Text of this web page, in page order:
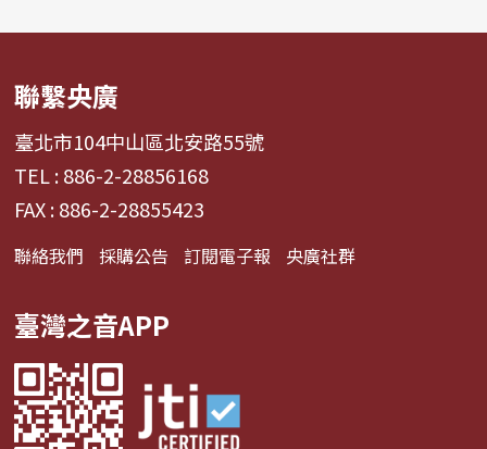
聯繫央廣
臺北市104中山區北安路55號
TEL : 886-2-28856168
FAX : 886-2-28855423
聯絡我們 採購公告 訂閱電子報 央廣社群
臺灣之音APP